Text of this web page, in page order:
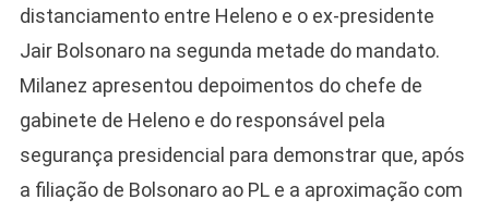
distanciamento entre Heleno e o ex-presidente
Jair Bolsonaro na segunda metade do mandato.
Milanez apresentou depoimentos do chefe de
gabinete de Heleno e do responsável pela
segurança presidencial para demonstrar que, após
a filiação de Bolsonaro ao PL e a aproximação com